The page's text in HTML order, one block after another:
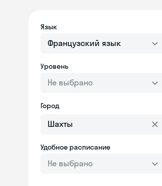
Язык
Французский язык
Уровень
Не выбрано
Город
Удобное расписание
Не выбрано